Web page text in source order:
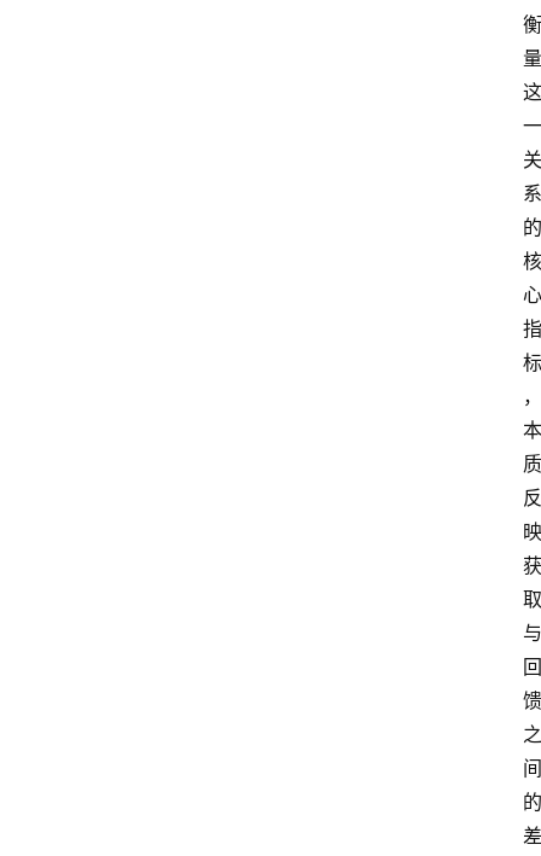
衡
量
这
一
关
系
的
核
心
指
标
，
本
质
反
映
获
取
与
回
馈
之
间
的
差